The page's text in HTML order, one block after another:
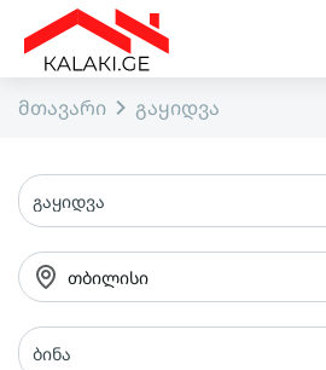
მთავარი გაყიდვა
გაყიდვა
თბილისი
ბინა